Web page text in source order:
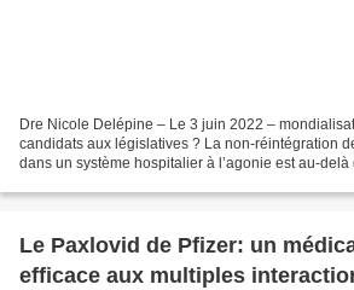
Dre Nicole Delépine – Le 3 juin 2022 –
candidats aux législatives ? La non-réintégration
dans un système hospitalier à l’agonie est au-
Le Paxlovid de Pfizer: un
efficace aux multiples